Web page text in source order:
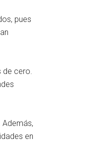
pues
de cero.
en